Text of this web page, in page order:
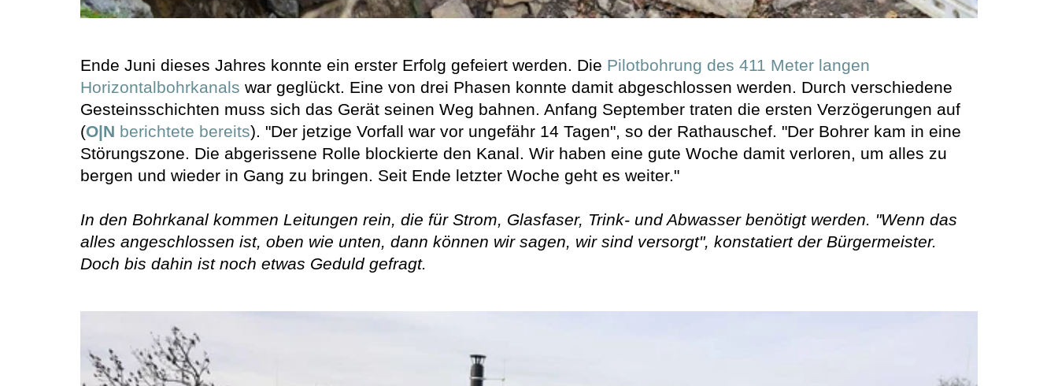
Ende Juni dieses Jahres konnte ein erster Erfolg gefeiert werden. Die Pilotbohrung des 411 Meter langen
Horizontalbohrkanals war geglückt. Eine von drei Phasen konnte damit abgeschlossen werden. Durch verschiedene
Gesteinsschichten muss sich das Gerät seinen Weg bahnen. Anfang September traten die ersten Verzögerungen auf
(O|N berichtete bereits). "Der jetzige Vorfall war vor ungefähr 14 Tagen", so der Rathauschef. "Der Bohrer kam in eine
Störungszone. Die abgerissene Rolle blockierte den Kanal. Wir haben eine gute Woche damit verloren, um alles zu
bergen und wieder in Gang zu bringen. Seit Ende letzter Woche geht es weiter."
In den Bohrkanal kommen Leitungen rein, die für Strom, Glasfaser, Trink- und Abwasser benötigt werden. "Wenn das
alles angeschlossen ist, oben wie unten, dann können wir sagen, wir sind versorgt", konstatiert der Bürgermeister.
Doch bis dahin ist noch etwas Geduld gefragt.